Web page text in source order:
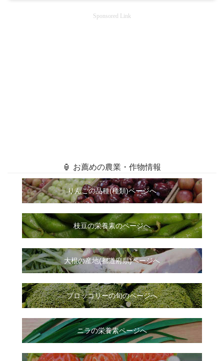
Sponsored Link
🏮 お薦めの農業・作物情報
りんごの品種(種類)ページへ
枝豆の栄養素のページへ
大根の産地(都道府県)ページへ
ブロッコリーの旬のページへ
ニラの栄養素ページへ